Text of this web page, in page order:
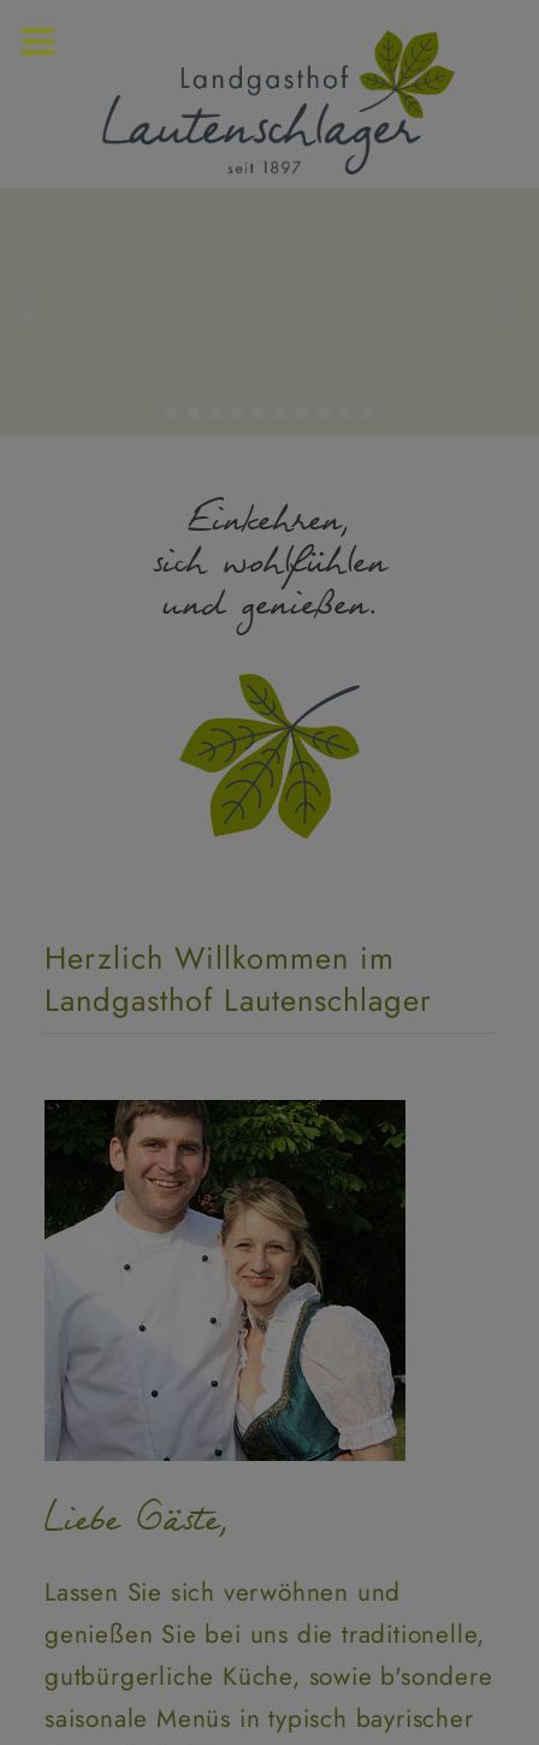
Einkehren,
sich wohlfühlen
und genießen.
Herzlich Willkommen im
Landgasthof Lautenschlager
Liebe Gäste,
Lassen Sie sich verwöhnen und
genießen Sie bei uns die traditionelle,
gutbürgerliche Küche, sowie b'sondere
saisonale Menüs in typisch bayrischer